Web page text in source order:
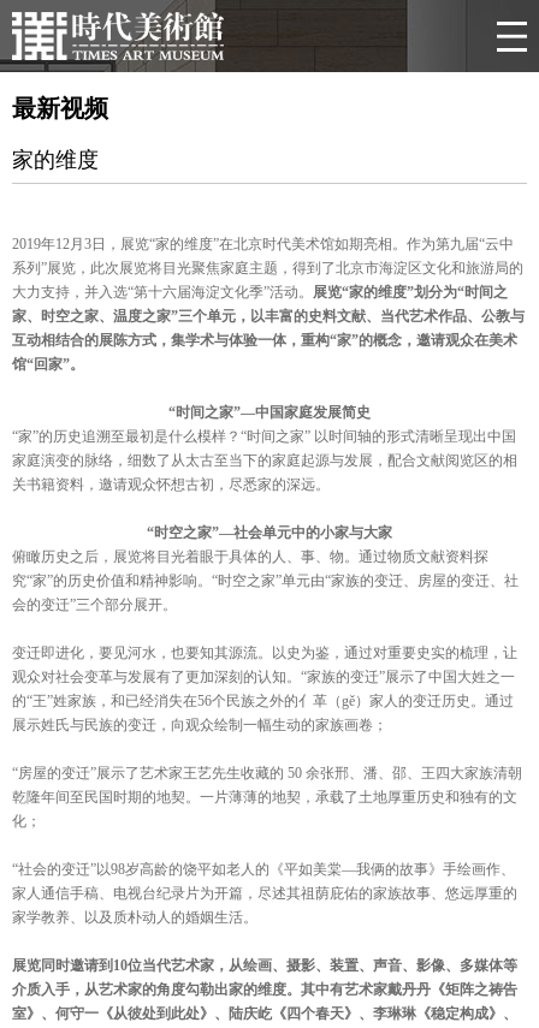
最新视频
家的维度
2019年12月3日，展览“家的维度”在北京时代美术馆如期亮相。作为第九届“云中
系列”展览，此次展览将目光聚焦家庭主题，得到了北京市海淀区文化和旅游局的
大力支持，并入选“第十六届海淀文化季”活动。 展览“家的维度”划分为“时间之
家、时空之家、温度之家”三个单元，以丰富的史料文献、当代艺术作品、公教与
互动相结合的展陈方式，集学术与体验一体，重构“家”的概念，邀请观众在美术
馆“回家”。
“时间之家”—中国家庭发展简史
“家”的历史追溯至最初是什么模样？“时间之家” 以时间轴的形式清晰呈现出中国
家庭演变的脉络，细数了从太古至当下的家庭起源与发展，配合文献阅览区的相
关书籍资料，邀请观众怀想古初，尽悉家的深远。
“时空之家”—社会单元中的小家与大家
俯瞰历史之后，展览将目光着眼于具体的人、事、物。通过物质文献资料探
究“家”的历史价值和精神影响。“时空之家”单元由“家族的变迁、房屋的变迁、社
会的变迁”三个部分展开。
变迁即进化，要见河水，也要知其源流。以史为鉴，通过对重要史实的梳理，让
观众对社会变革与发展有了更加深刻的认知。“家族的变迁”展示了中国大姓之一
的“王”姓家族，和已经消失在56个民族之外的亻革（gě）家人的变迁历史。通过
展示姓氏与民族的变迁，向观众绘制一幅生动的家族画卷；
“房屋的变迁”展示了艺术家王艺先生收藏的 50 余张邢、潘、邵、王四大家族清朝
乾隆年间至民国时期的地契。一片薄薄的地契，承载了土地厚重历史和独有的文
化；
“社会的变迁”以98岁高龄的饶平如老人的《平如美棠—我俩的故事》手绘画作、
家人通信手稿、电视台纪录片为开篇，尽述其祖荫庇佑的家族故事、悠远厚重的
家学教养、以及质朴动人的婚姻生活。
展览同时邀请到10位当代艺术家，从绘画、摄影、装置、声音、影像、多媒体等
介质入手，从艺术家的角度勾勒出家的维度。其中有艺术家戴丹丹《矩阵之祷告
室》、何守一《从彼处到此处》、陆庆屹《四个春天》、李琳琳《稳定构成》、